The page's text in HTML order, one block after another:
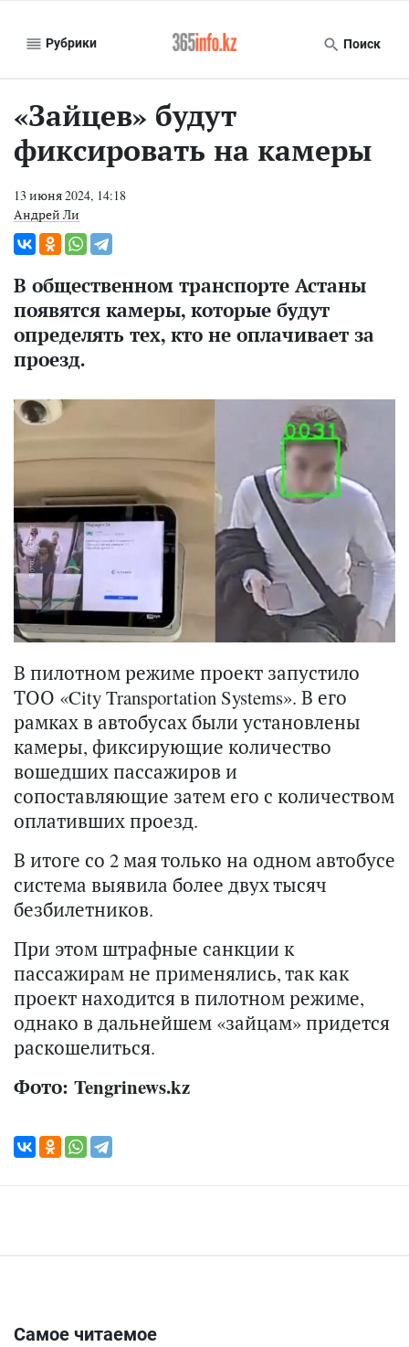
Рубрики Поиск
«Зайцев» будут
фиксировать на камеры
13 июня 2024, 14:18
Андрей Ли
В общественном транспорте Астаны
появятся камеры, которые будут
определять тех, кто не оплачивает за
проезд.
В пилотном режиме проект запустило
ТОО «City Transportation Systems». В его
рамках в автобусах были установлены
камеры, фиксирующие количество
вошедших пассажиров и
сопоставляющие затем его с количеством
оплативших проезд.
В итоге со 2 мая только на одном автобусе
система выявила более двух тысяч
безбилетников.
При этом штрафные санкции к
пассажирам не применялись, так как
проект находится в пилотном режиме,
однако в дальнейшем «зайцам» придется
раскошелиться.
Фото: Tengrinews.kz
Самое читаемое